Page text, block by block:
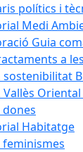
polítics i
Medi
Guia
a
sostenibilitat
Vallès Oriental
Habitatge
feminismes